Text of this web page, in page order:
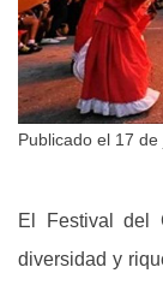
Publicado el 17 de
El Festival del
diversidad y